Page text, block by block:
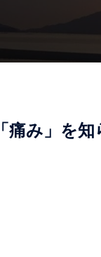
痛み」を